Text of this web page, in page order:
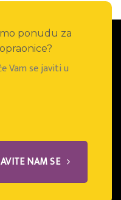
ponudu za
Vam se javiti u
NAM SE